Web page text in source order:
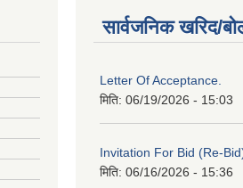
सार्वजनिक खरिद/
Letter Of Acceptance.
मिति: 06/19/2026 - 15:03
Invitation For Bid (Re-
मिति: 06/16/2026 - 15:36